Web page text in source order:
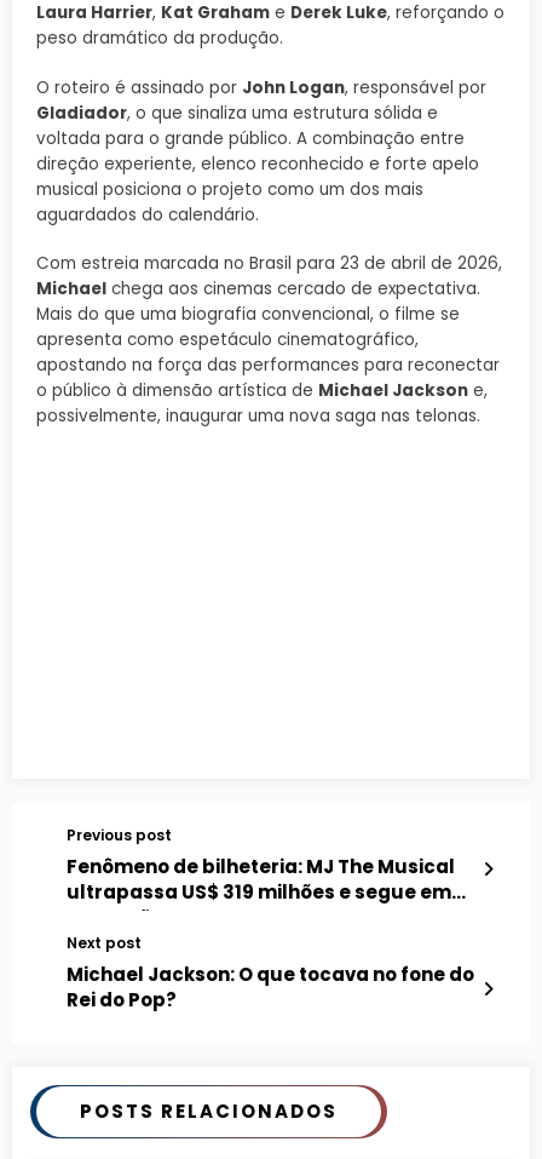
Laura Harrier, Kat Graham e Derek Luke, reforçando o
peso dramático da produção.
O roteiro é assinado por John Logan, responsável por
Gladiador, o que sinaliza uma estrutura sólida e
voltada para o grande público. A combinação entre
direção experiente, elenco reconhecido e forte apelo
musical posiciona o projeto como um dos mais
aguardados do calendário.
Com estreia marcada no Brasil para 23 de abril de 2026,
Michael chega aos cinemas cercado de expectativa.
Mais do que uma biografia convencional, o filme se
apresenta como espetáculo cinematográfico,
apostando na força das performances para reconectar
o público à dimensão artística de Michael Jackson e,
possivelmente, inaugurar uma nova saga nas telonas.
Previous post
Fenômeno de bilheteria: MJ The Musical
ultrapassa US$ 319 milhões e segue em
ascensão
Next post
Michael Jackson: O que tocava no fone do
Rei do Pop?
POSTS RELACIONADOS